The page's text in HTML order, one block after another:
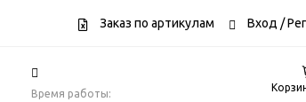
Заказ по артикулам Вход /
Время работы: